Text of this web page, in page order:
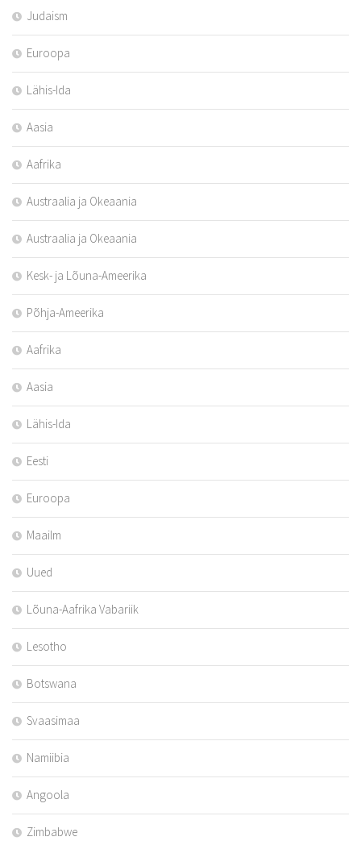
Judaism
Euroopa
Lähis-Ida
Aasia
Aafrika
Austraalia ja Okeaania
Austraalia ja Okeaania
Kesk- ja Lõuna-Ameerika
Põhja-Ameerika
Aafrika
Aasia
Lähis-Ida
Eesti
Euroopa
Maailm
Uued
Lõuna-Aafrika Vabariik
Lesotho
Botswana
Svaasimaa
Namiibia
Angoola
Zimbabwe